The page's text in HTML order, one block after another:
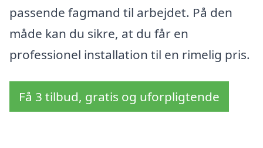
passende fagmand til arbejdet. På den
måde kan du sikre, at du får en
professionel installation til en rimelig pris.
Få 3 tilbud, gratis og uforpligtende